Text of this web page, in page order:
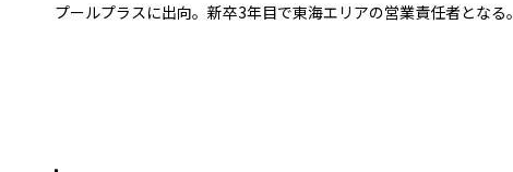
プールプラスに出向。新卒3年目で東海エリアの営業責任者となる。